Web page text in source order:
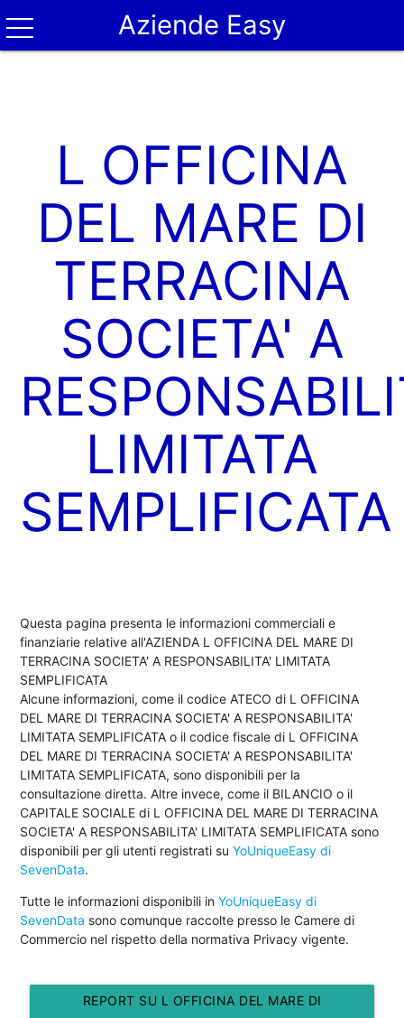
Aziende Easy
L OFFICINA
DEL MARE DI
TERRACINA
SOCIETA' A
LIMITATA
SEMPLIFICATA
Questa pagina presenta le informazioni commerciali e
finanziarie relative all'AZIENDA L OFFICINA DEL MARE DI
TERRACINA SOCIETA' A RESPONSABILITA' LIMITATA
SEMPLIFICATA
Alcune informazioni, come il codice ATECO di L OFFICINA
DEL MARE DI TERRACINA SOCIETA' A RESPONSABILITA'
LIMITATA SEMPLIFICATA o il codice fiscale di L OFFICINA
DEL MARE DI TERRACINA SOCIETA' A RESPONSABILITA'
LIMITATA SEMPLIFICATA, sono disponibili per la
consultazione diretta. Altre invece, come il BILANCIO o il
CAPITALE SOCIALE di L OFFICINA DEL MARE DI TERRACINA
SOCIETA' A RESPONSABILITA' LIMITATA SEMPLIFICATA sono
disponibili per gli utenti registrati suYoUniqueEasy di
SevenData.
Tutte le informazioni disponibili inYoUniqueEasy di
SevenData sono comunque raccolte presso le Camere di
Commercio nel rispetto della normativa Privacy vigente.
REPORT SU L OFFICINA DEL MARE DI